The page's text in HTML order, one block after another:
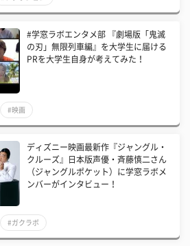
#学窓ラボエンタメ部 『劇場版「鬼滅
の刃」無限列車編』を大学生に届ける
PRを大学生自身が考えてみた！
#映画
ディズニー映画最新作『ジャングル・
クルーズ』日本版声優・斉藤慎二さん
（ジャングルポケット）に学窓ラボメ
ンバーがインタビュー！
#ガクラボ